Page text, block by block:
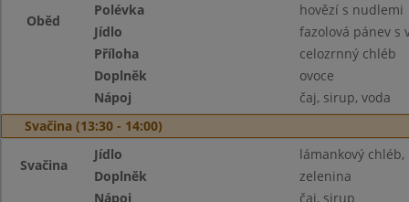
Oběd
Polévka
hovězí s nudlemi
Jídlo
fazolová pánev s
Příloha
celozrnný chléb
Doplněk
ovoce
Nápoj
čaj, sirup, voda
Svačina (13:30 - 14:00)
Svačina
Jídlo
lámankový
Doplněk
zelenina
Nápoj
čaj, sirup